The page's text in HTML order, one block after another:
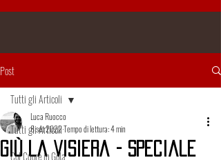
Post
Tutti gli Articoli
Col Cuore in Gola
Tutti gli Articoli
Giù la Visiera - Speciale
Luca Ruocco
8 set 2022Tempo di lettura: 4 min